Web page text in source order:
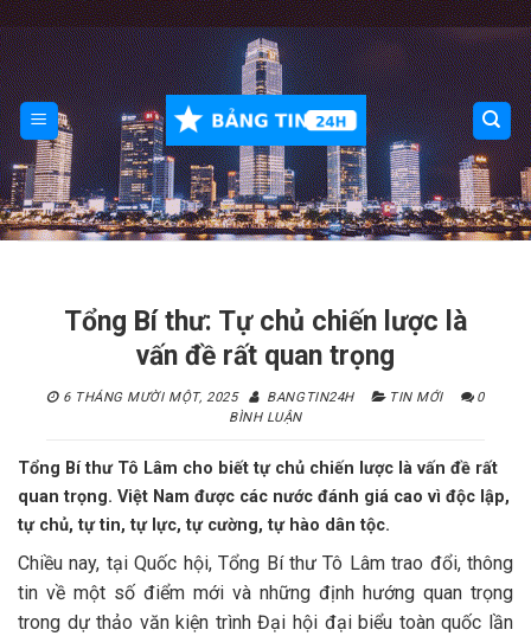
Skip
to
content
Tổng Bí thư: Tự chủ chiến lược là
vấn đề rất quan trọng
6 THÁNG MƯỜI MỘT, 2025 BANGTIN24H TIN MỚI
0
BÌNH LUẬN
Tổng Bí thư Tô Lâm cho biết tự chủ chiến lược là vấn đề rất
quan trọng. Việt Nam được các nước đánh giá cao vì độc lập,
tự chủ, tự tin, tự lực, tự cường, tự hào dân tộc.
Chiều nay, tại Quốc hội, Tổng Bí thư Tô Lâm trao đổi, thông
tin về một số điểm mới và những định hướng quan trọng
trong dự thảo văn kiện trình Đại hội đại biểu toàn quốc lần